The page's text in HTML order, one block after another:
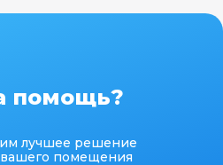
помощь?
лучшее решение
помещения